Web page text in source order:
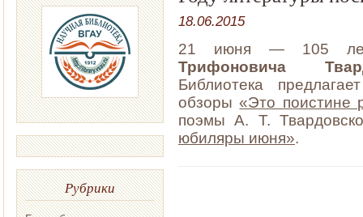
Рубрики
18.06.2015
21 июня — 105
Трифоновича
Библиотека
обзоры «Это поистине
поэмы А. Т.
юбиляры июня».